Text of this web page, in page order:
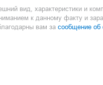
вид, характеристики и
к данному факту и
вам за сообщение об